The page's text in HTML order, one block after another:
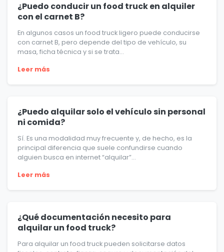
¿Puedo conducir un food truck en alquiler
con el carnet B?
En algunos casos un food truck ligero puede conducirse
con carnet B, pero depende del tipo de vehículo, su
masa, ficha técnica y si se trata...
Leer más
¿Puedo alquilar solo el vehículo sin personal
ni comida?
Sí. Es una modalidad muy frecuente y, de hecho, es la
principal diferencia que suele confundirse cuando
alguien busca en internet “alquilar”...
Leer más
¿Qué documentación necesito para
alquilar un food truck?
Para alquilar un food truck pueden solicitarse datos